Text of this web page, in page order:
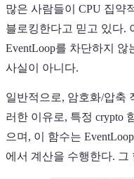
많은 사람들이 CPU 집약
블로킹한다고 믿고 있다.
EventLoop를 차단하지 않
사실이 아니다.
일반적으로, 암호화/압축
러한 이유로, 특정 crypto
으며, 이 함수는
에서 계산을 수행한다. 그